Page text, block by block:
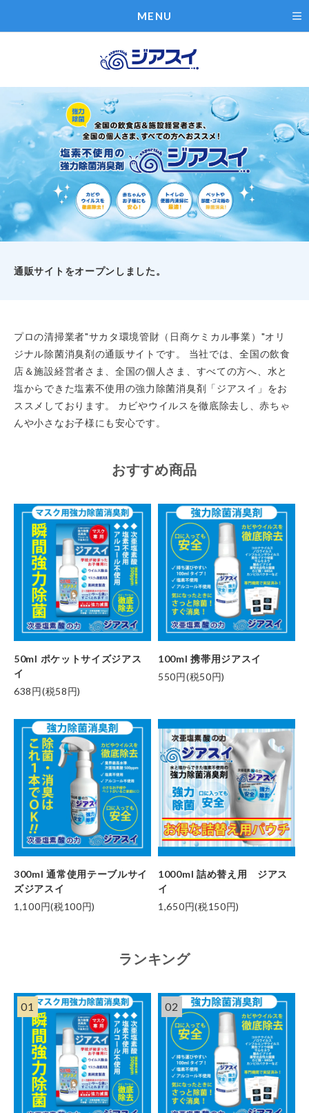
MENU
通販サイトをオープンしました。
プロの清掃業者"サカタ環境管財（日商ケミカル事業）"オリ
ジナル除菌消臭剤の通販サイトです。
当社では、全国の飲食
店＆施設経営者さま、全国の個人さま、すべての方へ、水と
塩からできた塩素不使用の強力除菌消臭剤「ジアスイ」をお
ススメしております。
カビやウイルスを徹底除去し、赤ちゃ
んや小さなお子様にも安心です。
おすすめ商品
50ml ポケットサイズジアス
イ
638円(税58円)
100ml 携帯用ジアスイ
550円(税50円)
300ml 通常使用テーブルサイ
ズジアスイ
1,100円(税100円)
1000ml 詰め替え用 ジアス
イ
1,650円(税150円)
ランキング
01 02